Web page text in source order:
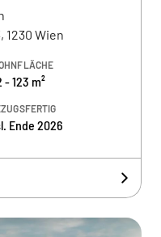
Wien
- 123 m²
Ende 2026